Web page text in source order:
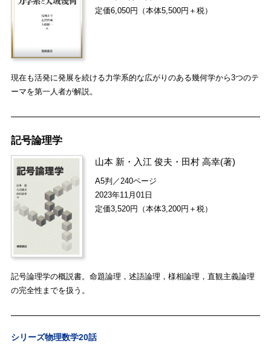
定価6,050円（本体5,500円＋税）
現在も活発に発展を続ける力学系的な広がりのある幾何学から3つのテ
ーマを第一人者が解説。
記号論理学
山本 新 ・ 入江 俊夫 ・ 田村 高幸(著)
A5判／240ページ
2023年11月01日
定価3,520円（本体3,200円＋税）
記号論理学の概説書。命題論理，述語論理，様相論理，直観主義論理
の完全性までを扱う。
シリーズ物理数学20話